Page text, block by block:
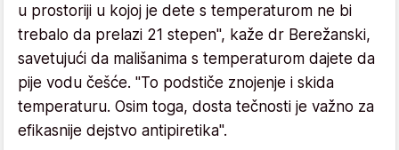
u prostoriji u kojoj je dete s temperaturom ne bi
trebalo da prelazi 21 stepen", kaže dr Berežanski,
savetujući da mališanima s temperaturom dajete da
pije vodu češće. "To podstiče znojenje i skida
temperaturu. Osim toga, dosta tečnosti je važno za
efikasnije dejstvo antipiretika".